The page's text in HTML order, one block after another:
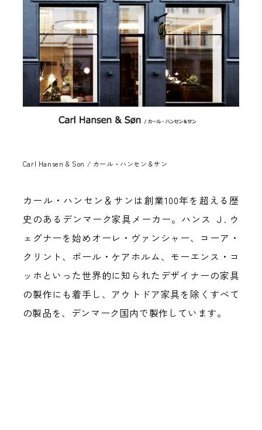
Carl Hansen & Son / カール・ハンセン＆サン
カール・ハンセン＆サンは創業100年を超える歴
史のあるデンマーク家具メーカー。ハンス Ｊ. ウ
ェグナーを始めオーレ・ヴァンシャー、コーア・
クリント、ポール・ケアホルム、モーエンス・コ
ッホといった世界的に知られたデザイナーの家具
の製作にも着手し、アウトドア家具を除くすべて
の製品を、デンマーク国内で製作しています。